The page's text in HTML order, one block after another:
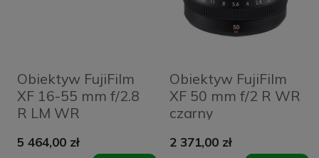
Obiektyw FujiFilm
XF 16-55 mm f/2.8
R LM WR
5 464,00 zł
Obiektyw FujiFilm
XF 50 mm f/2 R WR
czarny
2 371,00 zł